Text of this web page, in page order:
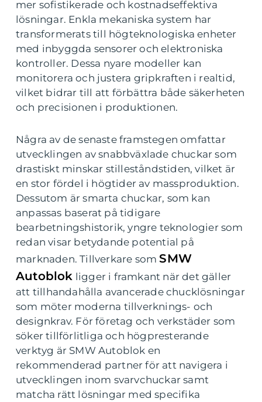
mer sofistikerade och kostnadseffektiva
lösningar. Enkla mekaniska system har
transformerats till högteknologiska enheter
med inbyggda sensorer och elektroniska
kontroller. Dessa nyare modeller kan
monitorera och justera gripkraften i realtid,
vilket bidrar till att förbättra både säkerheten
och precisionen i produktionen.
Några av de senaste framstegen omfattar
utvecklingen av snabbväxlade chuckar som
drastiskt minskar stilleståndstiden, vilket är
en stor fördel i högtider av massproduktion.
Dessutom är smarta chuckar, som kan
anpassas baserat på tidigare
bearbetningshistorik, yngre teknologier som
redan visar betydande potential på
marknaden. Tillverkare somSMW
Autoblok ligger i framkant när det gäller
att tillhandahålla avancerade chucklösningar
som möter moderna tillverknings- och
designkrav. För företag och verkstäder som
söker tillförlitliga och högpresterande
verktyg är SMW Autoblok en
rekommenderad partner för att navigera i
utvecklingen inom svarvchuckar samt
matcha rätt lösningar med specifika